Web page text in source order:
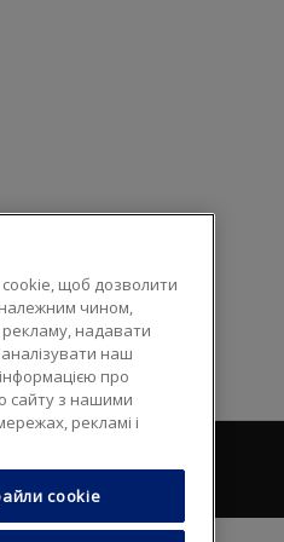
щоб дозволити
чином,
рекламу, надавати
аналізувати наш
про
сайту з нашими
рекламі і
сookie